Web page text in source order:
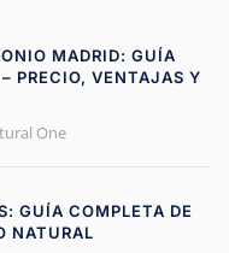
MADRID: GUÍA
PRECIO, VENTAJAS Y
One
GUÍA COMPLETA DE
NATURAL